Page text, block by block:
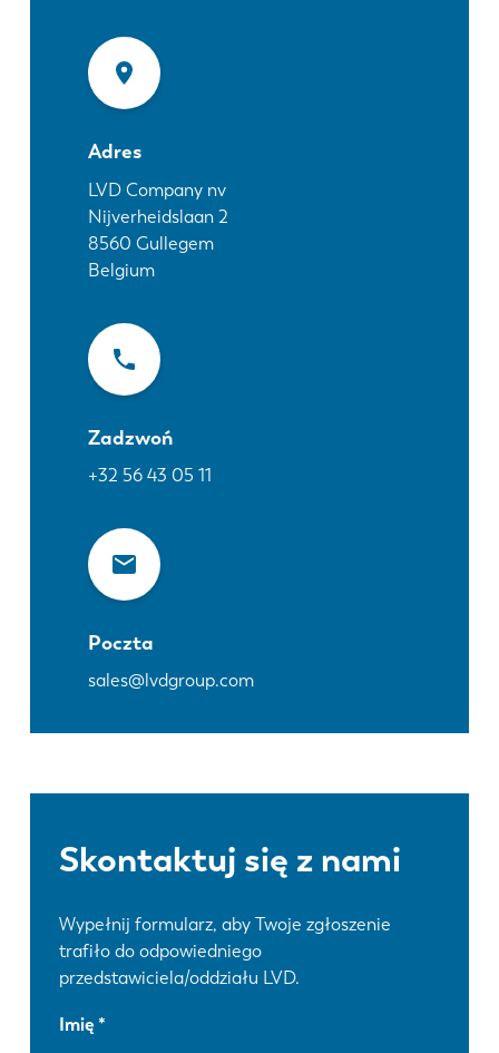
Adres
LVD Company nv
Nijverheidslaan 2
8560 Gullegem
Belgium
Zadzwoń
+32 56 43 05 11
Poczta
sales@lvdgroup.com
Skontaktuj się z nami
Wypełnij formularz, aby Twoje zgłoszenie
trafiło do odpowiedniego
przedstawiciela/oddziału LVD.
Imię
Odkryj LVD
Realizacje
Wydarzenia
Centrum zasobów
Branże i rozwiązania
Oferty pracy